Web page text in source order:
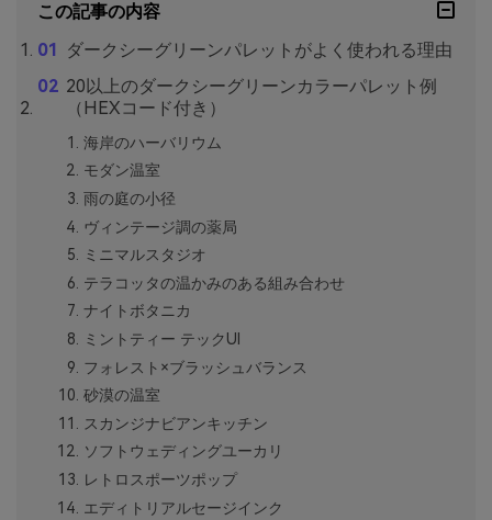
この記事の内容
ダークシーグリーンパレットがよく使われる理由
20以上のダークシーグリーンカラーパレット例
（HEXコード付き）
海岸のハーバリウム
モダン温室
雨の庭の小径
ヴィンテージ調の薬局
ミニマルスタジオ
テラコッタの温かみのある組み合わせ
ナイトボタニカ
ミントティー テックUI
フォレスト×ブラッシュバランス
砂漠の温室
スカンジナビアンキッチン
ソフトウェディングユーカリ
レトロスポーツポップ
エディトリアルセージインク